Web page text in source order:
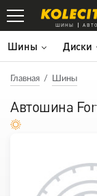
ШИНЫ
Шины Диски
Главная Шины
Автошина